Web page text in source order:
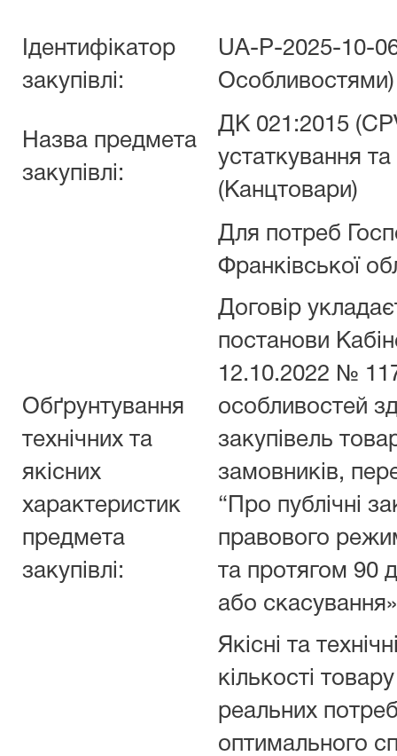
Ідентифікатор
закупівлі:
UA-P-2025-10-
Особливостями)
Назва предмета
закупівлі:
ДК 021:2015
устаткування
(Канцтовари)
Обґрунтування
технічних та
якісних
характеристик
предмета
закупівлі:
Для потреб
Франківської
Договір
постанови
12.10.2022 №
особливостей
закупівель
замовників,
“Про публічні
правового
та протягом 90
або скасування»
Якісні та
кількості
реальних
оптимального